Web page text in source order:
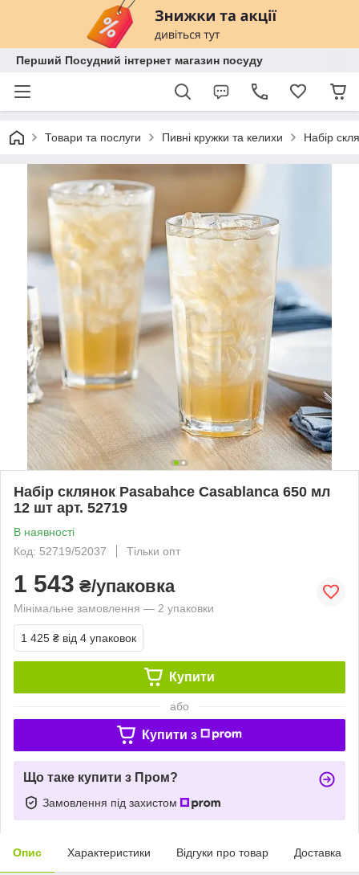
Перший Посудний інтернет магазин посуду
Товари та послуги Пивні кружки та келихи Набір
Набір склянок Pasabahce Casablanca 650 мл
12 шт арт. 52719
В наявності
Код: 52719/52037
Тільки опт
1 543 ₴/упаковка
Мінімальне замовлення — 2 упаковки
1 425 ₴ від 4 упаковок
Купити
або
Купити з
Що таке купити з Пром?
Замовлення під захистом
Опис Характеристики Відгуки про товар Доставка